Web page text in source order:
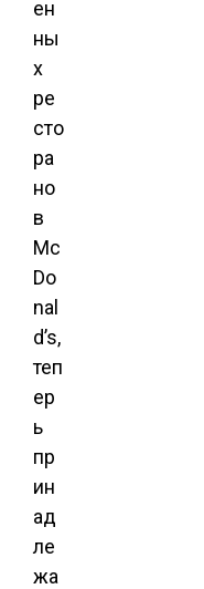
ен
ны
х
ре
сто
ра
но
в
Mc
Do
nal
d’s,
теп
ер
ь
пр
ин
ад
ле
жа